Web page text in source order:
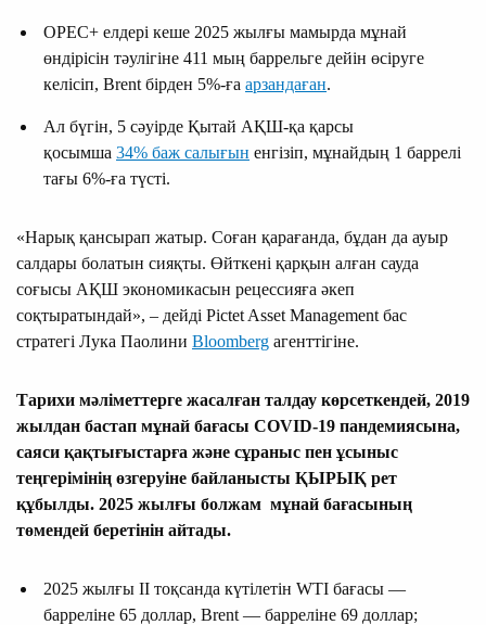
OPEC+ елдері кеше 2025 жылғы мамырда мұнай
өндірісін тәулігіне 411 мың баррельге дейін өсіруге
келісіп, Brent бірден 5%-ға арзандаған.
Ал бүгін, 5 сәуірде Қытай АҚШ-қа қарсы
қосымша 34% баж салығын енгізіп, мұнайдың 1 баррелі
тағы 6%-ға түсті.
«Нарық қансырап жатыр. Соған қарағанда, бұдан да ауыр
салдары болатын сияқты. Өйткені қарқын алған сауда
соғысы АҚШ экономикасын рецессияға әкеп
соқтыратындай», – дейді Pictet Asset Management бас
стратегі Лука Паолини Bloomberg агенттігіне.
Тарихи мәліметтерге жасалған талдау көрсеткендей, 2019
жылдан бастап мұнай бағасы COVID-19 пандемиясына,
саяси қақтығыстарға және сұраныс пен ұсыныс
теңгерімінің өзгеруіне байланысты ҚЫРЫҚ рет
құбылды. 2025 жылғы болжам мұнай бағасының
төмендей беретінін айтады.
2025 жылғы II тоқсанда күтілетін WTI бағасы —
барреліне 65 доллар, Brent — барреліне 69 доллар;